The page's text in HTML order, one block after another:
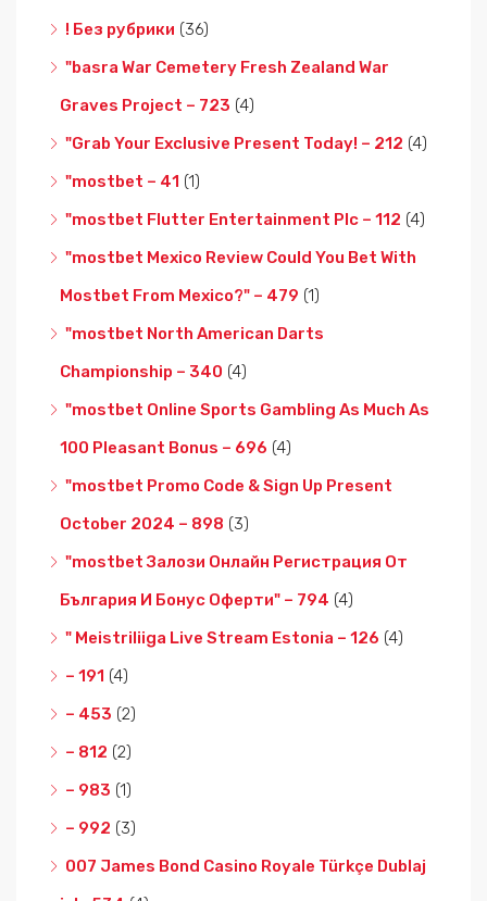
! Без рубрики (36)
"basra War Cemetery Fresh Zealand War
Graves Project – 723 (4)
"Grab Your Exclusive Present Today! – 212 (4)
"mostbet – 41 (1)
"mostbet Flutter Entertainment Plc – 112 (4)
"mostbet Mexico Review Could You Bet With
Mostbet From Mexico?" – 479 (1)
"mostbet North American Darts
Championship – 340 (4)
"mostbet Online Sports Gambling As Much As
100 Pleasant Bonus – 696 (4)
"mostbet Promo Code & Sign Up Present
October 2024 – 898 (3)
"mostbet Залози Онлайн Регистрация От
България И Бонус Оферти" – 794 (4)
"️ Meistriliiga Live Stream Estonia – 126 (4)
– 191 (4)
– 453 (2)
– 812 (2)
– 983 (1)
– 992 (3)
007 James Bond Casino Royale Türkçe Dublaj